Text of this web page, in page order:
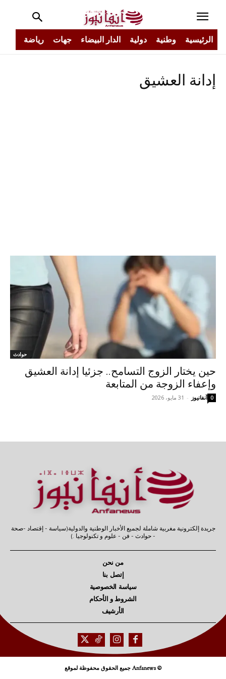
الرئيسية وطنية دولية الدار البيضاء جهات رياضة
إدانة العشيق
حوادث
حين يختار الزوج التسامح.. جزئيا إدانة العشيق
وإعفاء الزوجة من المتابعة
آنفانيوز - 31 مايو، 2026 0
جريدة إلكترونية مغربية شاملة لجميع الأخبار الوطنية والدولية(سياسة - إقتصاد -صحة
- حوادث - فن - علوم و تكنولوجيا .)
من نحن
إتصل بنا
سياسة الخصوصية
الشروط و الأحكام
الأرشيف
© Anfanews جميع الحقوق محفوظة لموقع